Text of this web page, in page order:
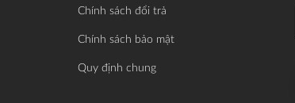
Chính sách đổi trả
Chính sách bảo mật
Quy định chung